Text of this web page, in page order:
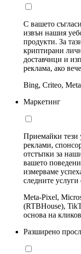
С вашето
извън нашия
продукти. За
криптирани
доставчици и
реклама, ако
Bing, Criteo,
Маркетинг
Приемайки тези
реклами,
отстъпки за
вашето
измерваме
следните услуги
Meta-Pixel,
(RTBHouse),
основа на
Разширено